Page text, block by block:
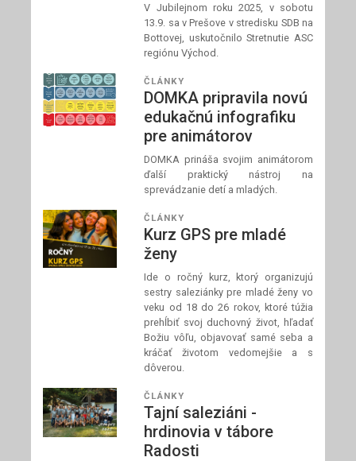
V Jubilejnom roku 2025, v sobotu
13.9. sa v Prešove v stredisku SDB na
Bottovej, uskutočnilo Stretnutie ASC
regiónu Východ.
ČLÁNKY
DOMKA pripravila novú
edukačnú infografiku
pre animátorov
DOMKA prináša svojim animátorom
ďalší praktický nástroj na
sprevádzanie detí a mladých.
ČLÁNKY
Kurz GPS pre mladé
ženy
Ide o ročný kurz, ktorý organizujú
sestry saleziánky pre mladé ženy vo
veku od 18 do 26 rokov, ktoré túžia
prehĺbiť svoj duchovný život, hľadať
Božiu vôľu, objavovať samé seba a
kráčať životom vedomejšie a s
dôverou.
ČLÁNKY
Tajní saleziáni -
hrdinovia v tábore
Radosti